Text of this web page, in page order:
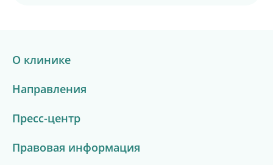
О клинике
Направления
Пресс-центр
Правовая информация